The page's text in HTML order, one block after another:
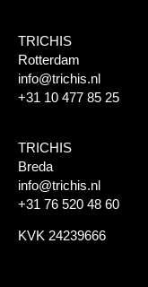
TRICHIS
Rotterdam
info@trichis.nl
+31 10 477 85 25
TRICHIS
Breda
info@trichis.nl
+31 76 520 48 60
KVK 24239666